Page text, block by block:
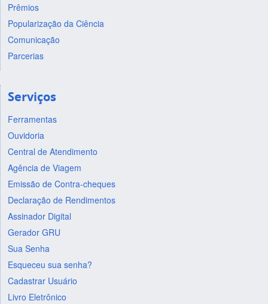
Prêmios
Popularização da Ciência
Comunicação
Parcerias
Serviços
Ferramentas
Ouvidoria
Central de Atendimento
Agência de Viagem
Emissão de Contra-cheques
Declaração de Rendimentos
Assinador Digital
Gerador GRU
Sua Senha
Esqueceu sua senha?
Cadastrar Usuário
Livro Eletrônico